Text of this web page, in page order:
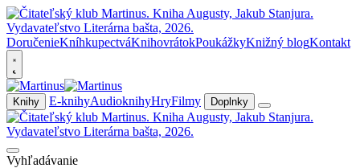
DoručenieKníhkupectváKnihovrátokPoukážkyKnižný blogKontakt
Knihy E-knihyAudioknihyHryFilmy Doplnky
Vyhľadávanie